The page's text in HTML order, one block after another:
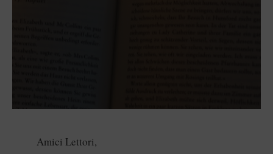
Amici Lettori,